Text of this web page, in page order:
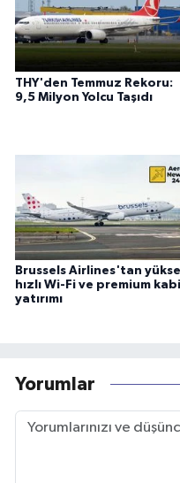
THY'den Temmuz Rekoru:
9,5 Milyon Yolcu Taşıdı
Brussels Airlines'tan
hızlı Wi-Fi ve premium
yatırımı
Yorumlar